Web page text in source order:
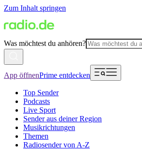
Zum Inhalt springen
Was möchtest du anhören?
App öffnenPrime entdecken
Top Sender
Podcasts
Live Sport
Sender aus deiner Region
Musikrichtungen
Themen
Radiosender von A-Z